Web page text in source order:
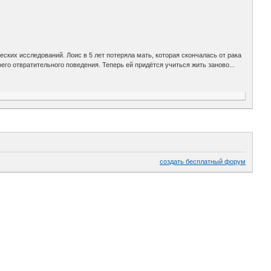
исследований. Лоис в 5 лет потеряла мать, которая скончалась от рака
отвратительного поведения. Теперь ей придётся учиться жить заново...
создать бесплатный форум